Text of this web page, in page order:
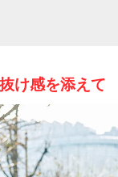
け感を添えて